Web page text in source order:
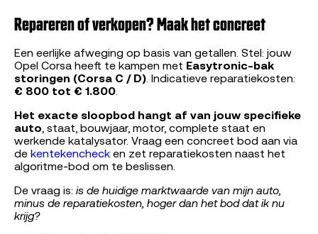
Repareren of verkopen? Maak het concreet
Een eerlijke afweging op basis van getallen. Stel: jouw
Opel Corsa heeft te kampen met Easytronic-bak
storingen (Corsa C / D). Indicatieve reparatiekosten:
€ 800 tot € 1.800.
Het exacte sloopbod hangt af van jouw specifieke
auto, staat, bouwjaar, motor, complete staat en
werkende katalysator. Vraag een concreet bod aan via
de kentekencheck en zet reparatiekosten naast het
algoritme-bod om te beslissen.
De vraag is: is de huidige marktwaarde van mijn auto,
minus de reparatiekosten, hoger dan het bod dat ik nu
krijg?